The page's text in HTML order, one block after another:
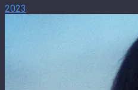
2023